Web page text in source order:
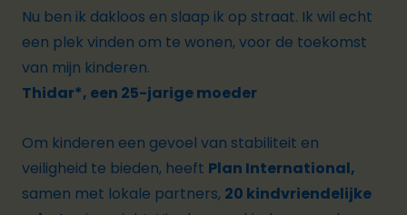
Nu ben ik dakloos en slaap ik op straat. Ik wil echt
een plek vinden om te wonen, voor de toekomst
van mijn kinderen.
Thidar*, een 25-jarige moeder
Om kinderen een gevoel van stabiliteit en
veiligheid te bieden, heeft Plan International,
samen met lokale partners, 20 kindvriendelijke